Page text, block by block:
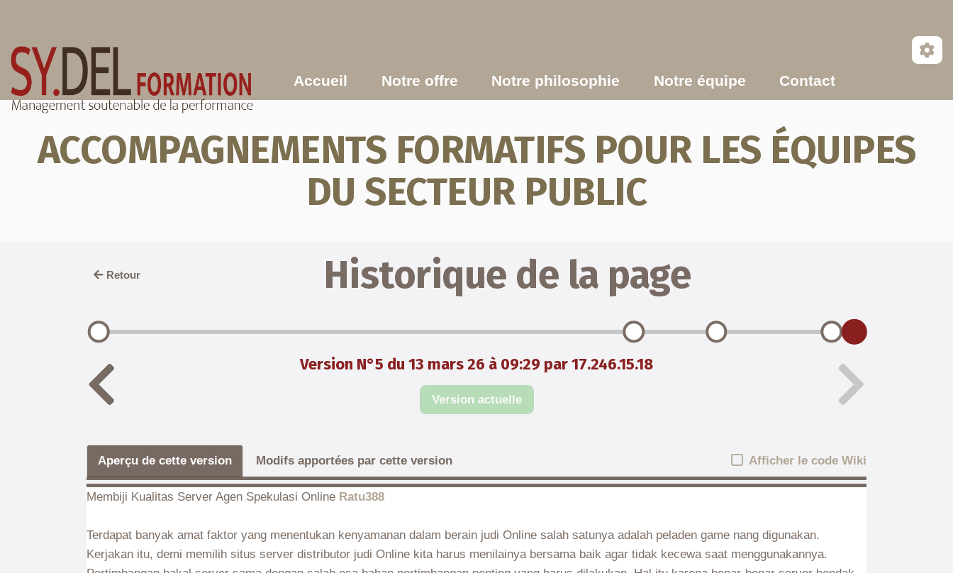
Accueil Notre offre Notre philosophie Notre équipe Contact
ACCOMPAGNEMENTS FORMATIFS POUR LES ÉQUIPES
DU SECTEUR PUBLIC
Retour Historique de la page
Version N°5 du 13 mars 26 à 09:29 par 17.246.15.18
Version actuelle
Aperçu de cette version Modifs apportées par cette version Afficher le code Wiki